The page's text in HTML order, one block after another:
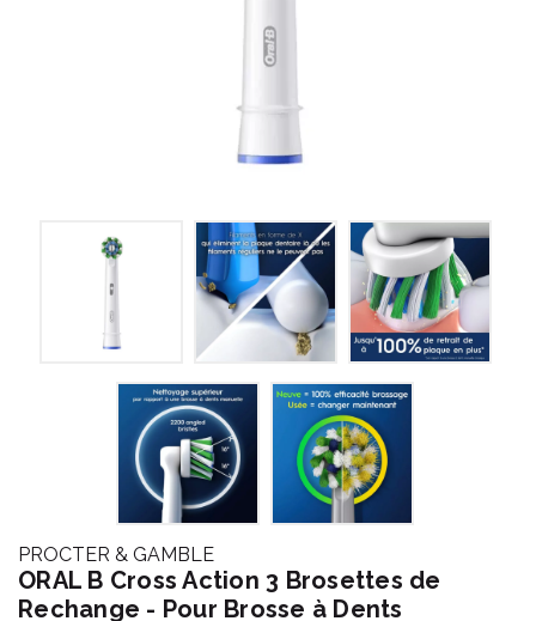
PROCTER & GAMBLE
ORAL B Cross Action 3 Brosettes de
Rechange - Pour Brosse à Dents